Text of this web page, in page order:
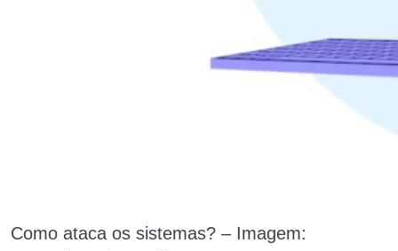
Como ataca os sistemas? – Imagem: